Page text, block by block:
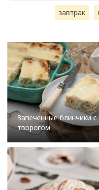
завтрак
Запеченные блинчики с
творогом